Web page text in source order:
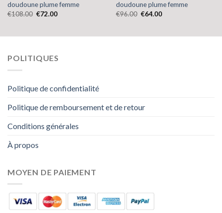
doudoune plume femme
€108.00 €72.00
doudoune plume femme
€96.00 €64.00
POLITIQUES
Politique de confidentialité
Politique de remboursement et de retour
Conditions générales
À propos
MOYEN DE PAIEMENT